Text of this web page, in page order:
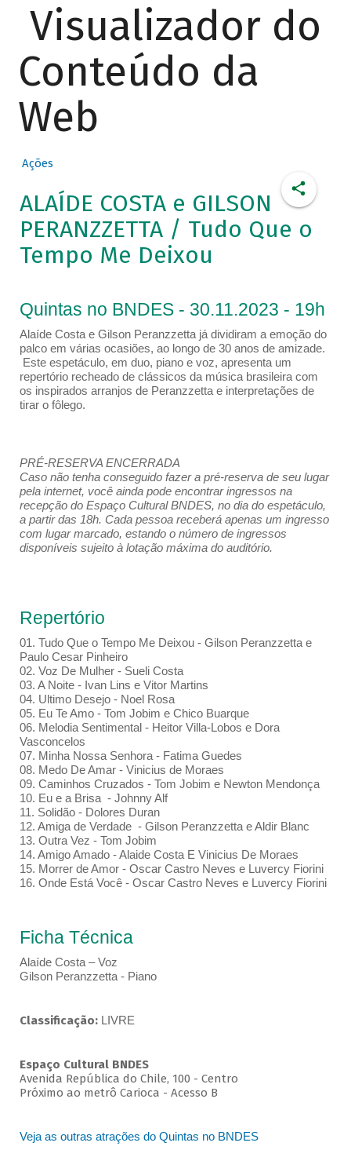
Visualizador do
Conteúdo da
Web
Ações
ALAÍDE COSTA e GILSON
PERANZZETTA / Tudo Que o
Tempo Me Deixou
Quintas no BNDES - 30.11.2023 - 19h
Alaíde Costa e Gilson Peranzzetta já dividiram a emoção do
palco em várias ocasiões, ao longo de 30 anos de amizade.
Este espetáculo, em duo, piano e voz, apresenta um
repertório recheado de clássicos da música brasileira com
os inspirados arranjos de Peranzzetta e interpretações de
tirar o fôlego.
PRÉ-RESERVA ENCERRADA
Caso não tenha conseguido fazer a pré-reserva de seu lugar
pela internet, você ainda pode encontrar ingressos na
recepção do Espaço Cultural BNDES, no dia do espetáculo,
a partir das 18h. Cada pessoa receberá apenas um ingresso
com lugar marcado, estando o número de ingressos
disponíveis sujeito à lotação máxima do auditório.
Repertório
01. Tudo Que o Tempo Me Deixou - Gilson Peranzzetta e
Paulo Cesar Pinheiro
02. Voz De Mulher - Sueli Costa
03. A Noite - Ivan Lins e Vitor Martins
04. Ultimo Desejo - Noel Rosa
05. Eu Te Amo - Tom Jobim e Chico Buarque
06. Melodia Sentimental - Heitor Villa-Lobos e Dora
Vasconcelos
07. Minha Nossa Senhora - Fatima Guedes
08. Medo De Amar - Vinicius de Moraes
09. Caminhos Cruzados - Tom Jobim e Newton Mendonça
10. Eu e a Brisa - Johnny Alf
11. Solidão - Dolores Duran
12. Amiga de Verdade - Gilson Peranzzetta e Aldir Blanc
13. Outra Vez - Tom Jobim
14. Amigo Amado - Alaide Costa E Vinicius De Moraes
15. Morrer de Amor - Oscar Castro Neves e Luvercy Fiorini
16. Onde Está Você - Oscar Castro Neves e Luvercy Fiorini
Ficha Técnica
Alaíde Costa – Voz
Gilson Peranzzetta - Piano
Classificação: LIVRE
Espaço Cultural BNDES
Avenida República do Chile, 100 - Centro
Próximo ao metrô Carioca - Acesso B
Veja as outras atrações do Quintas no BNDES